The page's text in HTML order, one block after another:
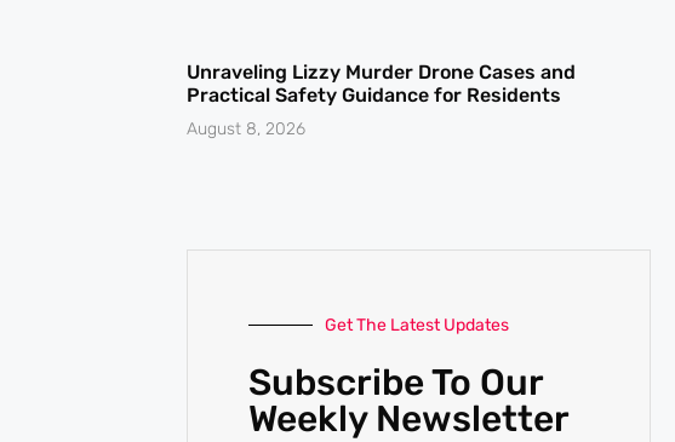
Unraveling Lizzy Murder Drone Cases and
Practical Safety Guidance for Residents
August 8, 2026
Get The Latest Updates
Subscribe To Our
Weekly Newsletter